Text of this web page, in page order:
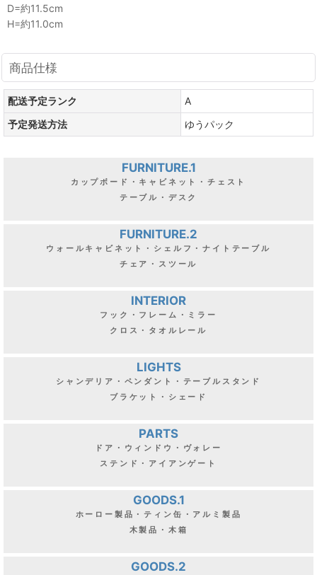
D=約11.5cm
H=約11.0cm
商品仕様
配送予定ランク
A
予定発送方法
ゆうパック
FURNITURE.1
カップボード・キャビネット・チェスト
テーブル・デスク
FURNITURE.2
ウォールキャビネット・シェルフ・ナイトテーブル
チェア・スツール
INTERIOR
フック・フレーム・ミラー
クロス・タオルレール
LIGHTS
シャンデリア・ペンダント・テーブルスタンド
ブラケット・シェード
PARTS
ドア・ウィンドウ・ヴォレー
ステンド・アイアンゲート
GOODS.1
ホーロー製品・ティン缶・アルミ製品
木製品・木箱
GOODS.2